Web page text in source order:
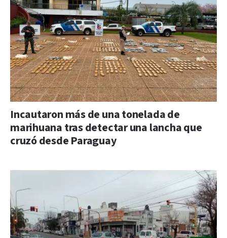
Incautaron más de una tonelada de
marihuana tras detectar una lancha que
cruzó desde Paraguay